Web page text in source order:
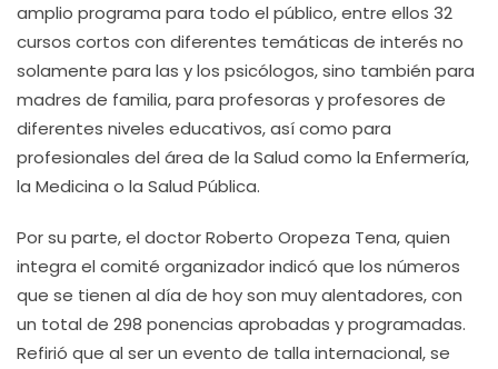
amplio programa para todo el público, entre ellos 32
cursos cortos con diferentes temáticas de interés no
solamente para las y los psicólogos, sino también para
madres de familia, para profesoras y profesores de
diferentes niveles educativos, así como para
profesionales del área de la Salud como la Enfermería,
la Medicina o la Salud Pública.
Por su parte, el doctor Roberto Oropeza Tena, quien
integra el comité organizador indicó que los números
que se tienen al día de hoy son muy alentadores, con
un total de 298 ponencias aprobadas y programadas.
Refirió que al ser un evento de talla internacional, se